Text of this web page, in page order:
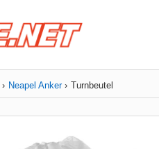
Neapel Anker Turnbeutel